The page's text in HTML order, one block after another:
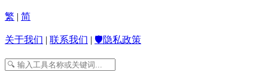
繁 | 简
关于我们 | 联系我们 | 🛡️隐私政策